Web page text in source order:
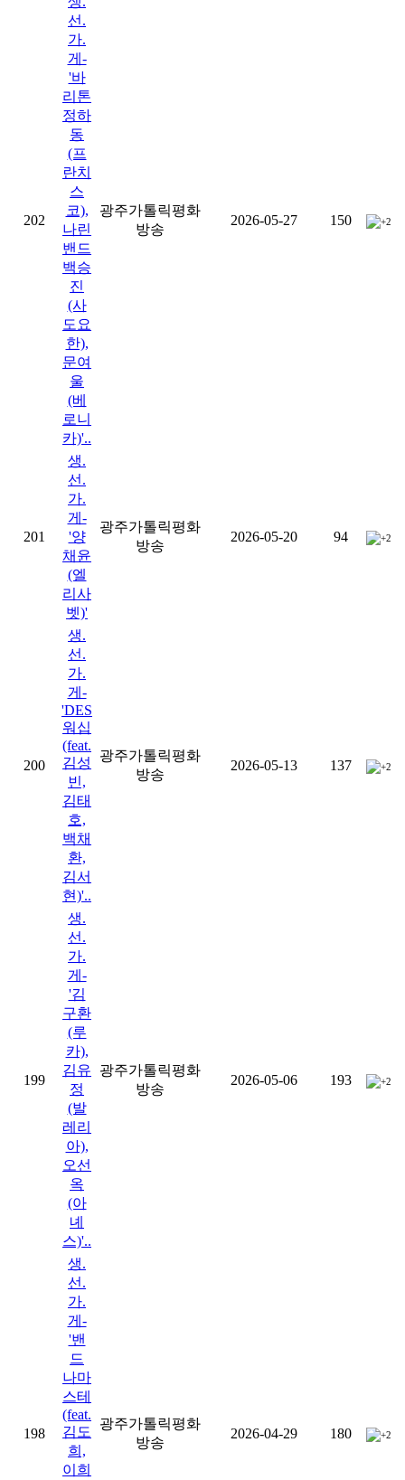
202
선.
가.
게-
'바
리톤
정하
동
(프
란치
스
코),
나린
밴드
백승
진
(사
도요
한),
문여
울
(베
로니
카)'..
광주가톨릭평화
방송
2026-05-27 150 +2
201
생.
선.
가.
게-
'양
채윤
(엘
리사
벳)'
광주가톨릭평화
방송
2026-05-20 94 +2
200
생.
선.
가.
게-
'DES
워십
(feat.
김성
빈,
김태
호,
백채
환,
김서
현)'..
광주가톨릭평화
방송
2026-05-13 137 +2
199
생.
선.
가.
게-
'김
구환
(루
카),
김유
정
(발
레리
아),
오선
옥
(아
녜
스)'..
광주가톨릭평화
방송
2026-05-06 193 +2
198
생.
선.
가.
게-
'밴
드
나마
스테
(feat.
김도
희,
이희
광주가톨릭평화
방송
2026-04-29 180 +2